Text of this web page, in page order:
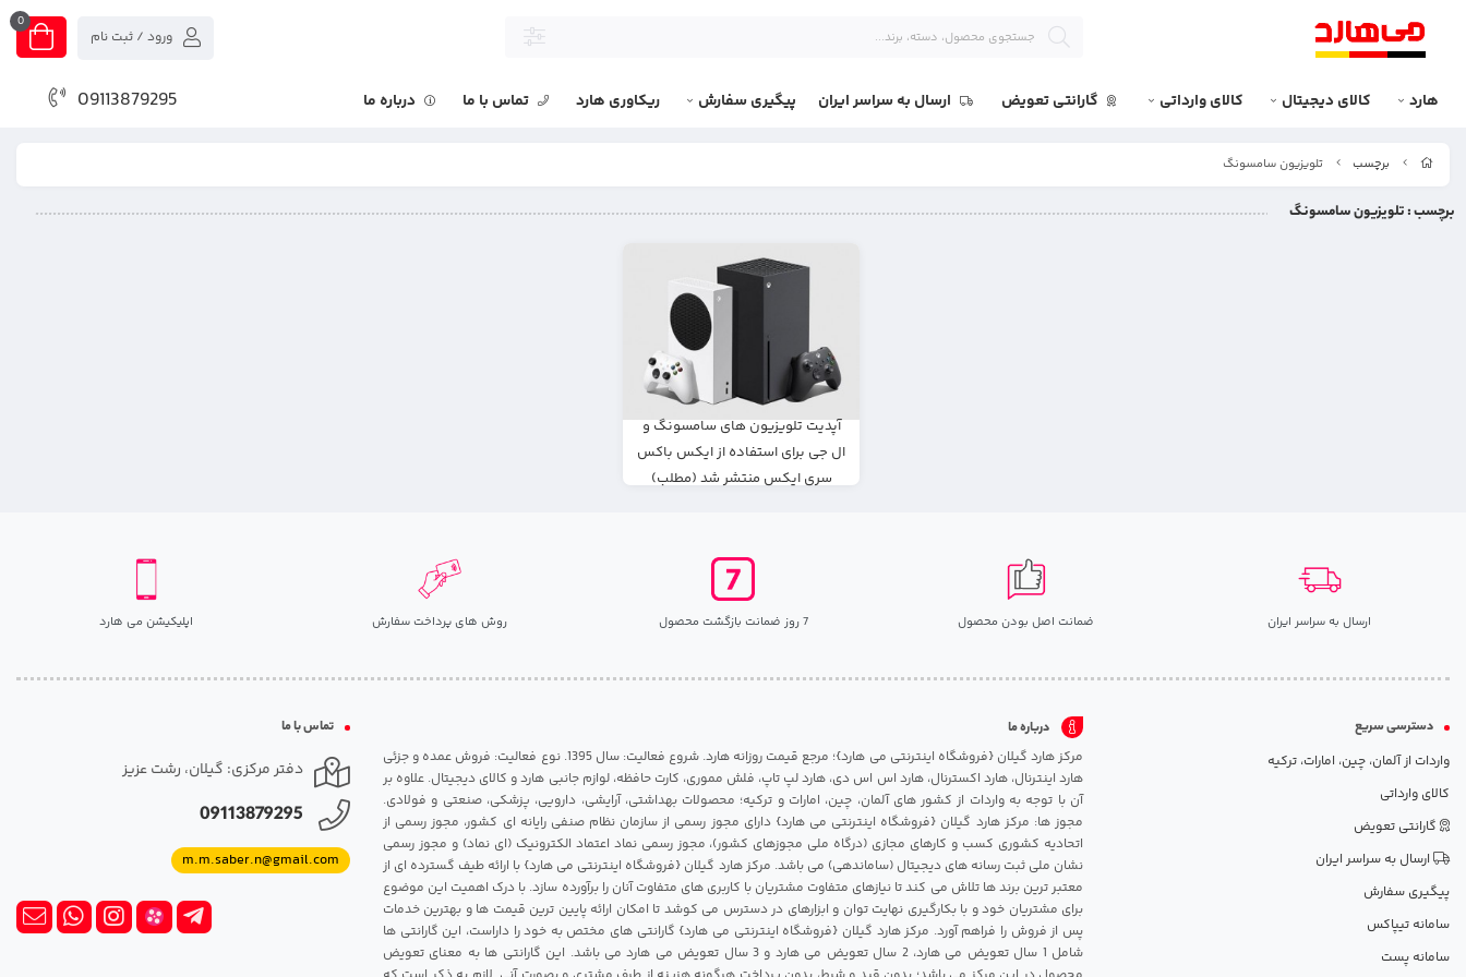
0
ورود / ثبت نام
هارد کالای دیجیتال کالای وارداتی گارانتی تعویض ارسال به سراسر ایران پیگیری سفارش ریکاوری هارد تماس با ما درباره ما 09113879295
برچسب تلویزیون سامسونگ
برچسب: تلویزیون سامسونگ
آپدیت تلویزیون های سامسونگ و
ال جی برای استفاده از ایکس باکس
سری ایکس منتشر شد (مطلب)
ارسال به سراسر ایران ضمانت اصل بودن محصول 7 روز ضمانت بازگشت محصول روش های پرداخت سفارش اپلیکیشن می هارد
دسترسی سریع
واردات از آلمان، چین، امارات، ترکیه
کالای وارداتی
گارانتی تعویض
ارسال به سراسر ایران
پیگیری سفارش
سامانه تیپاکس
سامانه پست
درباره ما
مرکز هارد گیلان {فروشگاه اینترنتی می هارد}؛ مرجع قیمت روزانه هارد. شروع فعالیت: سال 1395. نوع فعالیت: فروش عمده و جزئی
هارد اینترنال، هارد اکسترنال، هارد اس اس دی، هارد لپ تاپ، فلش مموری، کارت حافظه، لوازم جانبی هارد و کالای دیجیتال. علاوه بر
آن با توجه به واردات از کشور های آلمان، چین، امارات و ترکیه؛ محصولات بهداشتی، آرایشی، دارویی، پزشکی، صنعتی و فولادی.
مجوز ها: مرکز هارد گیلان {فروشگاه اینترنتی می هارد} دارای مجوز رسمی از سازمان نظام صنفی رایانه ای کشور، مجوز رسمی از
اتحادیه کشوری کسب و کارهای مجازی (درگاه ملی مجوزهای کشور)، مجوز رسمی نماد اعتماد الکترونیک (ای نماد) و مجوز رسمی
نشان ملی ثبت رسانه های دیجیتال (ساماندهی) می باشد. مرکز هارد گیلان {فروشگاه اینترنتی می هارد} با ارائه طیف گسترده ای از
معتبر ترین برند ها تلاش می کند تا نیازهای متفاوت مشتریان با کاربری های متفاوت آنان را برآورده سازد. با درک اهمیت این موضوع
برای مشتریان خود و با بکارگیری نهایت توان و ابزارهای در دسترس می کوشد تا امکان ارائه پایین ترین قیمت ها و بهترین خدمات
پس از فروش را فراهم آورد. مرکز هارد گیلان {فروشگاه اینترنتی می هارد} گارانتی های مختص به خود را داراست، این گارانتی ها
شامل 1 سال تعویض می هارد، 2 سال تعویض می هارد و 3 سال تعویض می هارد می باشد. این گارانتی ها به معنای تعویض
تماس با ما
دفتر مرکزی: گیلان، رشت عزیز
09113879295
m.m.saber.n@gmail.com